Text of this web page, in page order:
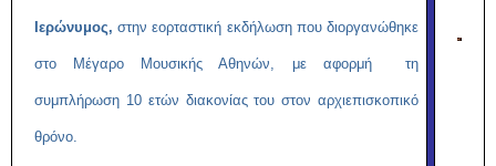
Ιερώνυμος, στην εορταστική εκδήλωση που διοργανώθηκε
στο Μέγαρο Μουσικής Αθηνών, με αφορμή τη
συμπλήρωση 10 ετών διακονίας του στον αρχιεπισκοπικό
θρόνο.